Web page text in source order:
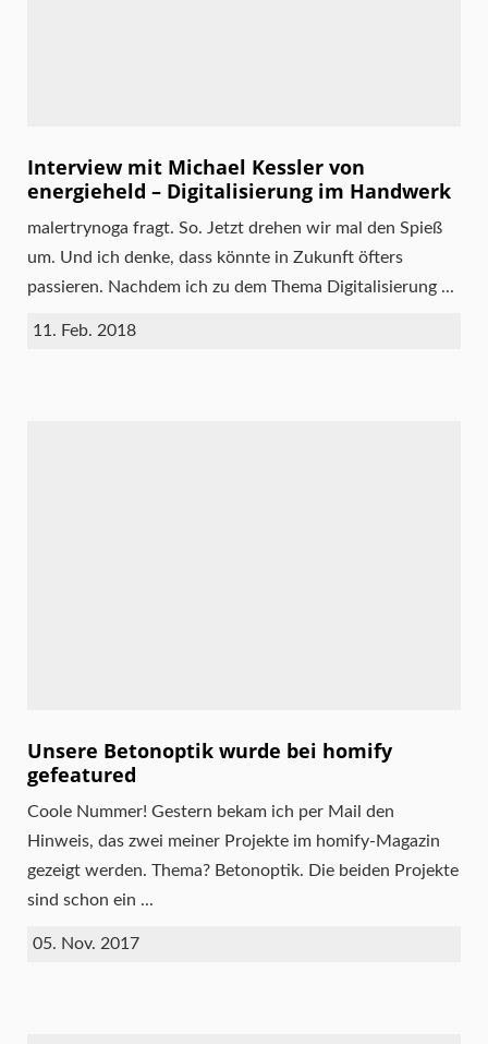
Interview mit Michael Kessler von
energieheld – Digitalisierung im Handwerk
malertrynoga fragt. So. Jetzt drehen wir mal den Spieß
um. Und ich denke, dass könnte in Zukunft öfters
passieren. Nachdem ich zu dem Thema Digitalisierung ...
11. Feb. 2018
Unsere Betonoptik wurde bei homify
gefeatured
Coole Nummer! Gestern bekam ich per Mail den
Hinweis, das zwei meiner Projekte im homify-Magazin
gezeigt werden. Thema? Betonoptik. Die beiden Projekte
sind schon ein ...
05. Nov. 2017